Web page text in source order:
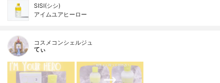
SISI(シシ)
アイムユアヒーロー
コスメコンシェルジュ
てぃ